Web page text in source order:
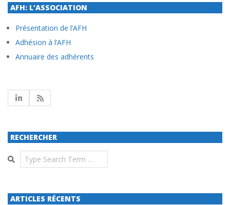
AFH: L’ASSOCIATION
Présentation de l’AFH
Adhésion à l’AFH
Annuaire des adhérents
RECHERCHER
Search
ARTICLES RÉCENTS